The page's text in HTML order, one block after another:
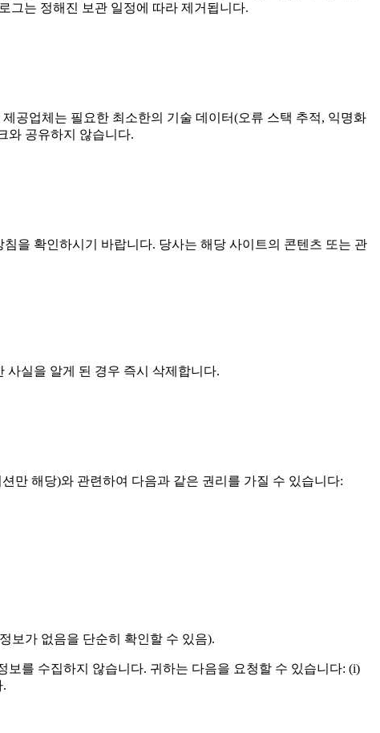
그는 정해진 보관 일정에 따라 제거됩니다.
공업체는 필요한 최소한의 기술 데이터(오류 스택 추적, 익명화
와 공유하지 않습니다.
을 확인하시기 바랍니다. 당사는 해당 사이트의 콘텐츠 또는 관
사실을 알게 된 경우 즉시 삭제합니다.
만 해당)와 관련하여 다음과 같은 권리를 가질 수 있습니다:
보가 없음을 단순히 확인할 수 있음).
를 수집하지 않습니다. 귀하는 다음을 요청할 수 있습니다: (i)
.